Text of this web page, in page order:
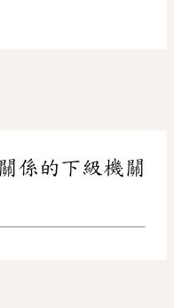
係的下級機關